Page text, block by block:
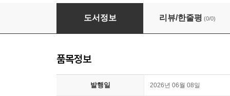
[C형] 樹与志TreeForAmbition 중국 2026년
도서정보 리뷰/한줄평 (0/0)
품목정보
발행일 2026년 06월 08일